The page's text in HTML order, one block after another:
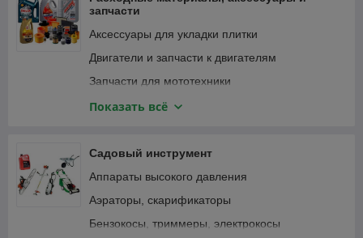
запчасти
Аксессуары для укладки плитки
Двигатели и запчасти к двигателям
Запчасти для мототехники
Зарядные устройства, аккумуляторы
Крепежные изделия
Лампочки и светильники
Ленты
Масла и смазки
Показать всё
Садовый инструмент
Аппараты высокого давления
Аэраторы, скарификаторы
Бензокосы, триммеры, электрокосы